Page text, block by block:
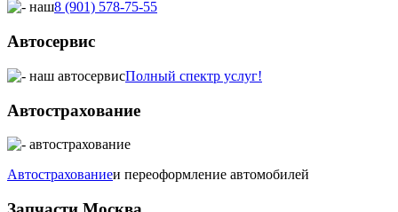
8 (901) 578-75-55
Автосервис
Полный спектр услуг!
Автострахование
Автострахованиеи переоформление автомобилей